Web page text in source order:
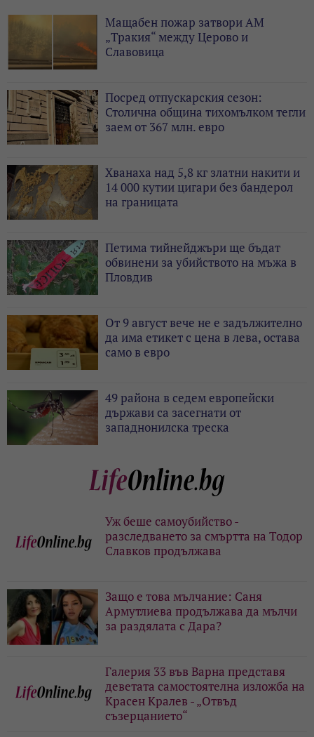
Мащабен пожар затвори АМ
„Тракия“ между Церово и
Славовица
Посред отпускарския сезон:
Столична община тихомълком тегли
заем от 367 млн. евро
Хванаха над 5,8 кг златни накити и
14 000 кутии цигари без бандерол
на границата
Петима тийнейджъри ще бъдат
обвинени за убийството на мъжа в
Пловдив
От 9 август вече не е задължително
да има етикет с цена в лева, остава
само в евро
49 района в седем европейски
държави са засегнати от
западнонилска треска
Уж беше самоубийство -
разследването за смъртта на Тодор
Славков продължава
Защо е това мълчание: Саня
Армутлиева продължава да мълчи
за раздялата с Дара?
Галерия 33 във Варна представя
деветата самостоятелна изложба на
Красен Кралев - „Отвъд
съзерцанието“